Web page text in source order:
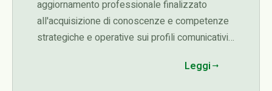
aggiornamento professionale finalizzato
all'acquisizione di conoscenze e competenze
strategiche e operative sui profili comunicativi,
diverse fasi del ciclo delle attività di una
Leggi